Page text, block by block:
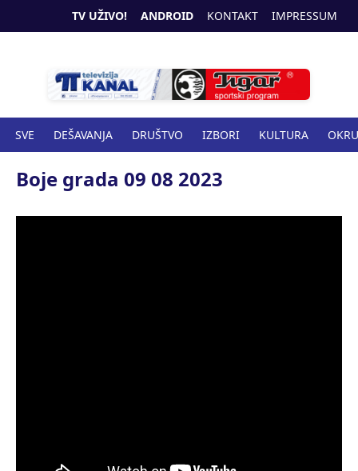
TV UŽIVO! ANDROID KONTAKT IMPRESSUM
SVE DEŠAVANJA DRUŠTVO IZBORI KULTURA
SPORT ZANIMLJIVOSTI ZDRAVSTVO
Boje grada 09 08 2023